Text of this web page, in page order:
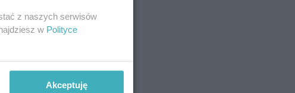
z naszych serwisów
w Polityce
Akceptuję